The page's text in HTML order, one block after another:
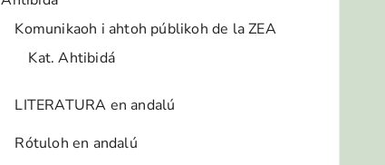
Komunikaoh i ahtoh públikoh de la ZEA
Kat. Ahtibidá
LITERATURA en andalú
Rótuloh en andalú